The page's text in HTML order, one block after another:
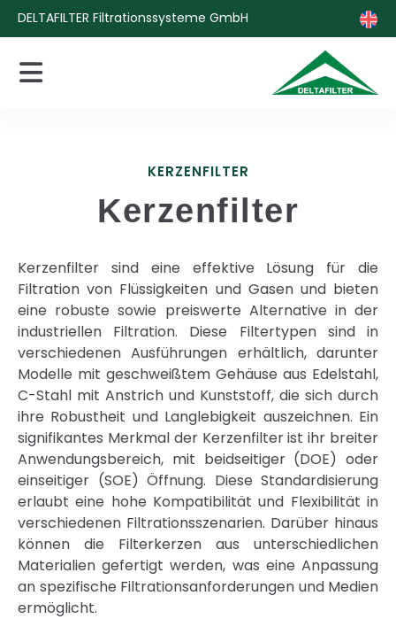
DELTAFILTER Filtrationssysteme GmbH
KERZENFILTER
Kerzenfilter
Kerzenfilter sind eine effektive Lösung für die
Filtration von Flüssigkeiten und Gasen und bieten
eine robuste sowie preiswerte Alternative in der
industriellen Filtration. Diese Filtertypen sind in
verschiedenen Ausführungen erhältlich, darunter
Modelle mit geschweißtem Gehäuse aus Edelstahl,
C-Stahl mit Anstrich und Kunststoff, die sich durch
ihre Robustheit und Langlebigkeit auszeichnen. Ein
signifikantes Merkmal der Kerzenfilter ist ihr breiter
Anwendungsbereich, mit beidseitiger (DOE) oder
einseitiger (SOE) Öffnung. Diese Standardisierung
erlaubt eine hohe Kompatibilität und Flexibilität in
verschiedenen Filtrationsszenarien. Darüber hinaus
können die Filterkerzen aus unterschiedlichen
Materialien gefertigt werden, was eine Anpassung
an spezifische Filtrationsanforderungen und Medien
ermöglicht.